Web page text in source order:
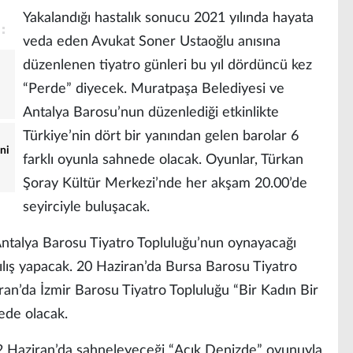
Yakalandığı hastalık sonucu 2021 yılında hayata
veda eden Avukat Soner Ustaoğlu anısına
düzenlenen tiyatro günleri bu yıl dördüncü kez
“Perde” diyecek. Muratpaşa Belediyesi ve
Antalya Barosu’nun düzenlediği etkinlikte
Türkiye’nin dört bir yanından gelen barolar 6
farklı oyunla sahnede olacak. Oyunlar, Türkan
Şoray Kültür Merkezi’nde her akşam 20.00’de
seyirciyle buluşacak.
Barosu Tiyatro Topluluğu’nun oynayacağı
yapacak. 20 Haziran’da Bursa Barosu Tiyatro
İzmir Barosu Tiyatro Topluluğu “Bir Kadın Bir
olacak.